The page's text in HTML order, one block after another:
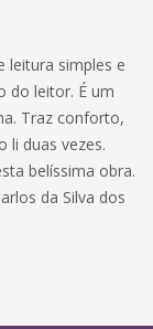
leitura simples e
do leitor. É um
Traz conforto,
li duas vezes.
belíssima obra.
da Silva dos